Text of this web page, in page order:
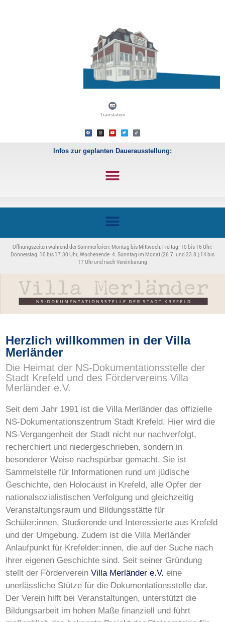
Translation
Infos zur geplanten Dauerausstellung:
Öffnungszeiten während der Sommerferien: Montag bis Mittwoch, Freitag: 10 bis 16 Uhr;
Donnerstag: 10 bis 17.30 Uhr; Wochenende: 4. Sonntag im Monat (26.7. und 23.8.) 14 bis
17 Uhr und nach Vereinbarung
Herzlich willkommen in der Villa
Merländer
Die Heimat der NS-Dokumentationsstelle der
Stadt Krefeld und des Fördervereins Villa
Merländer e.V.
Seit dem Jahr 1991 ist die Villa Merländer das offizielle
NS-Dokumentationszentrum Stadt Krefeld. Hier wird die
NS-Vergangenheit der Stadt nicht nur nachverfolgt,
recherchiert und niedergeschrieben, sondern in
besonderer Weise nachspürbar gemacht. Sie ist
Sammelstelle für Informationen rund um jüdische
Geschichte, den Holocaust in Krefeld, alle Opfer der
nationalsozialistischen Verfolgung und gleichzeitig
Veranstaltungsraum und Bildungsstätte für
Schüler:innen, Studierende und Interessierte aus Krefeld
und der Umgebung. Zudem ist die Villa Merländer
Anlaufpunkt für Krefelder:innen, die auf der Suche nach
ihrer eigenen Geschichte sind. Seit seiner Gründung
stellt der Förderverein Villa Merländer e.V. eine
unerlässliche Stütze für die Dokumentationsstelle dar.
Der Verein hilft bei Veranstaltungen, unterstützt die
Bildungsarbeit im hohen Maße finanziell und führt